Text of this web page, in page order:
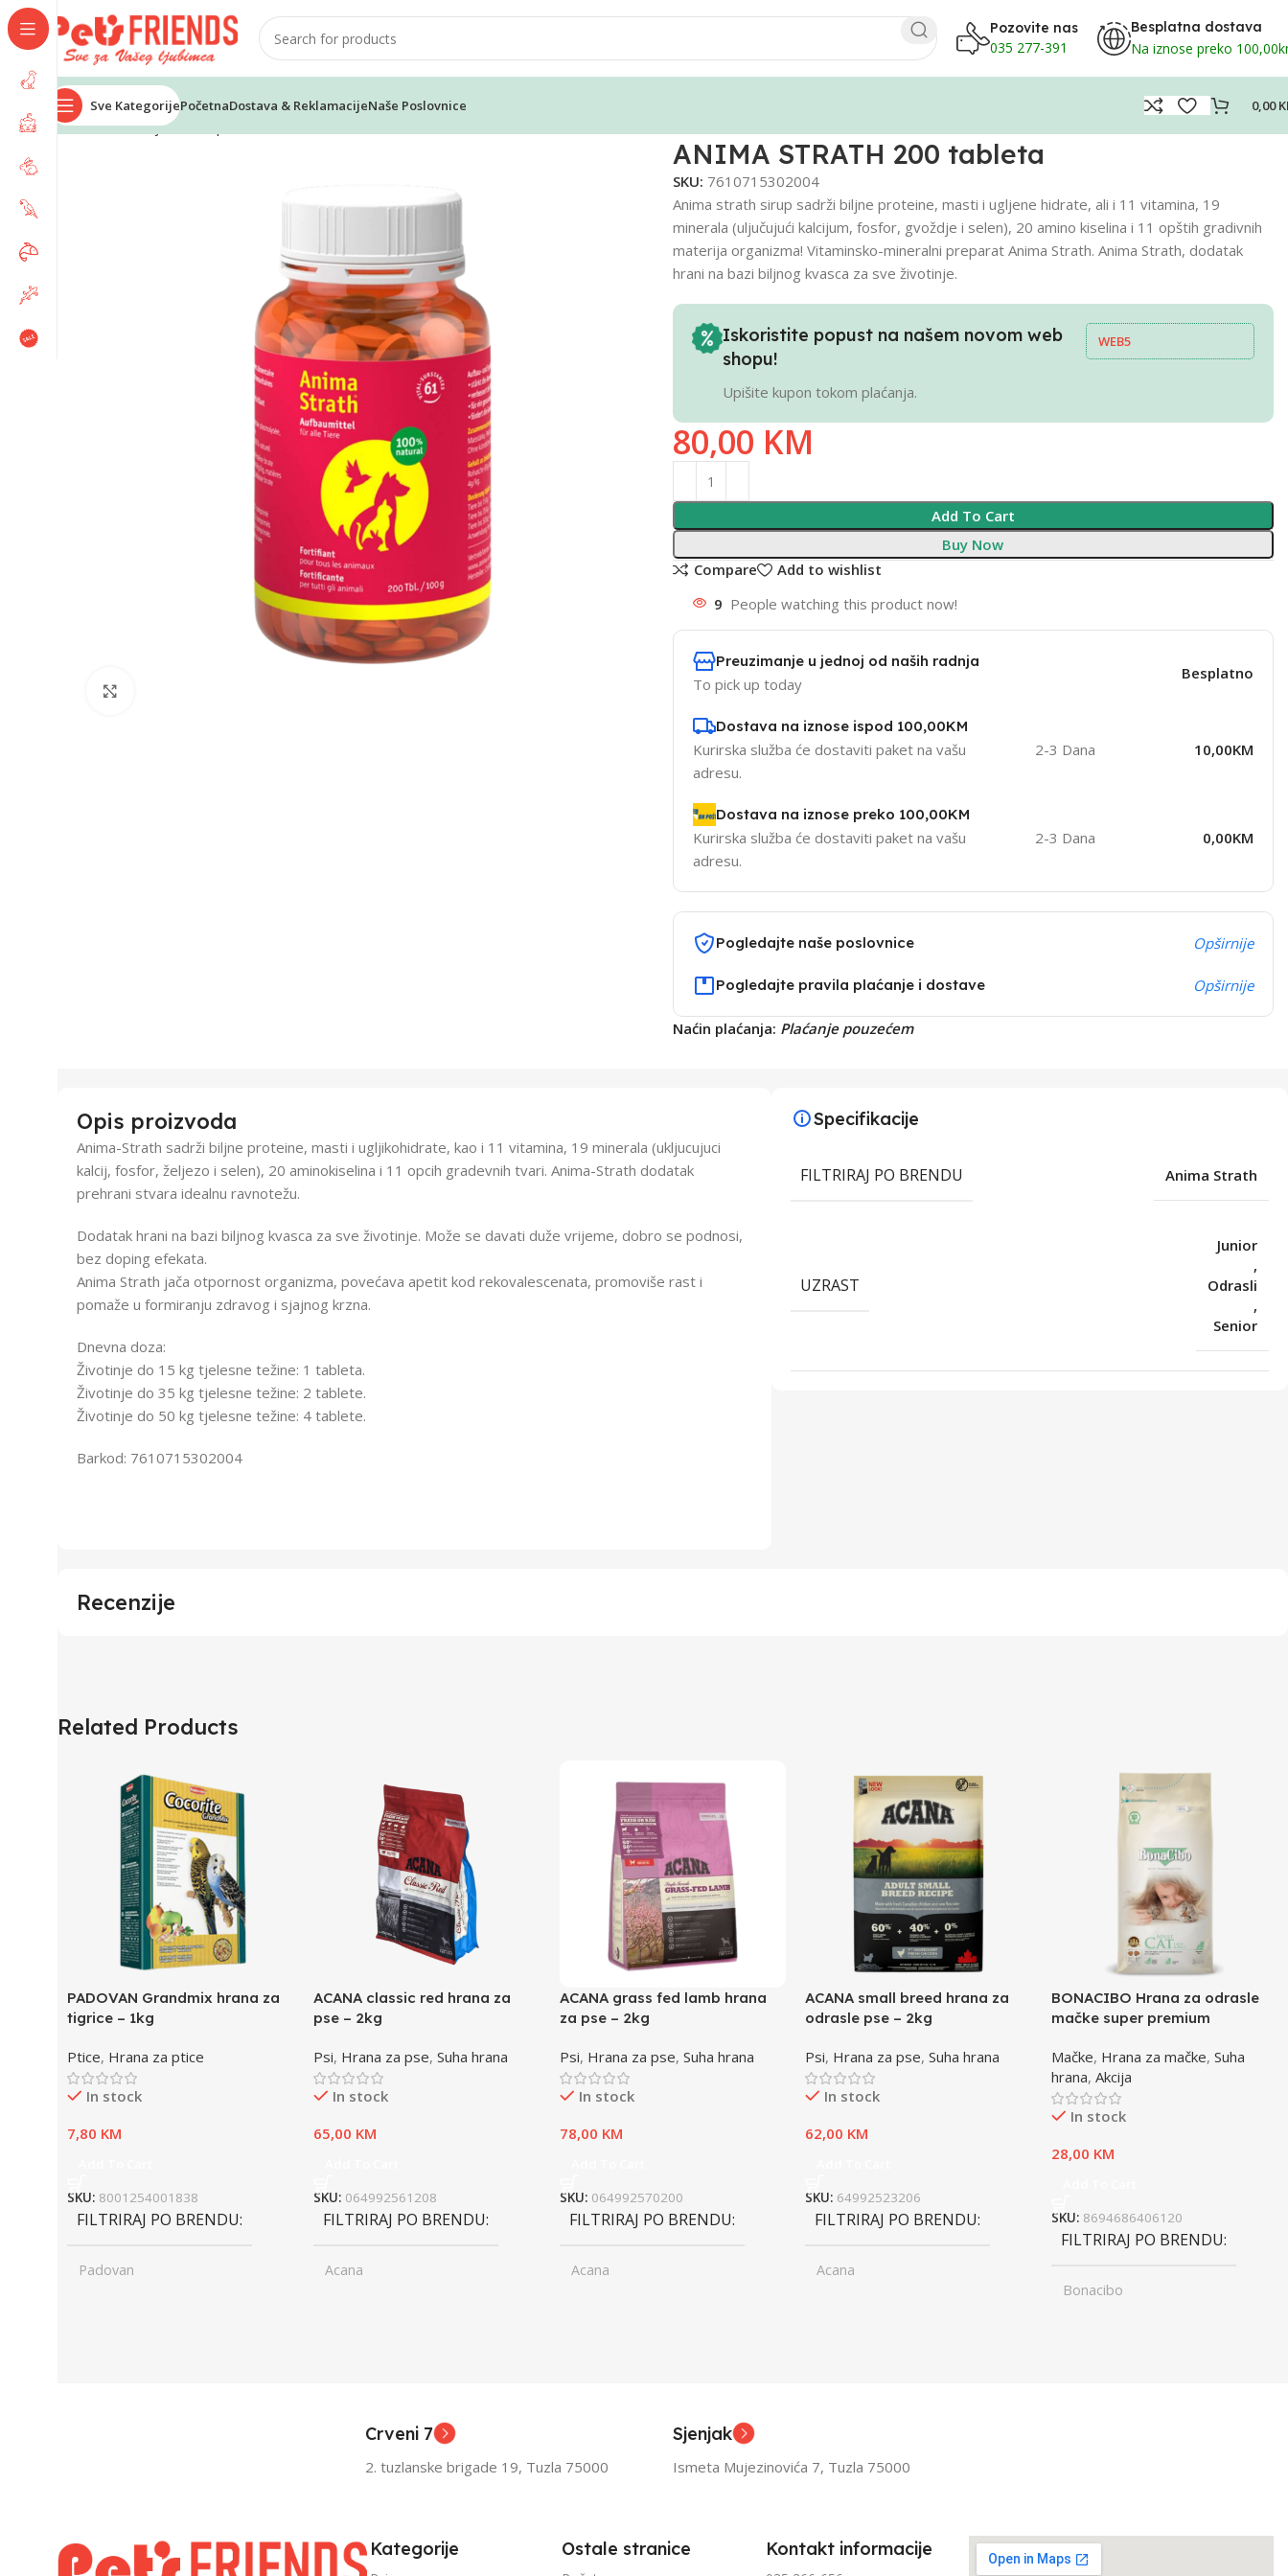
Pozovite nas
035 277-391
Besplatna dostava
Na iznose preko
Sve KategorijePočetnaDostava & ReklamacijeNaše Poslovnice 0,00
Home Psi Lijekovi za pse
ANIMA STRATH 200 tableta
SKU: 7610715302004
Anima strath sirup sadrži biljne proteine, masti i ugljene hidrate, ali i 11 vitamina, 19
minerala (uljučujući kalcijum, fosfor, gvoždje i selen), 20 amino kiselina i 11 opštih gradivnih
materija organizma! Vitaminsko-mineralni preparat Anima Strath. Anima Strath, dodatak
hrani na bazi biljnog kvasca za sve životinje.
Iskoristite popust na našem novom web
shopu!
Upišite kupon tokom plaćanja.
WEB5
80,00 KM
Add To Cart
Buy Now
Compare
Add to wishlist
9 People watching this product now!
Preuzimanje u jednoj od naših radnja
To pick up today
Besplatno
Dostava na iznose ispod 100,00KM
Kurirska služba će dostaviti paket na vašu
adresu.
2-3 Dana 10,00KM
Dostava na iznose preko 100,00KM
Kurirska služba će dostaviti paket na vašu
adresu.
2-3 Dana 0,00KM
Pogledajte naše poslovnice Opširnije
Pogledajte pravila plaćanje i dostave Opširnije
Naćin plaćanja: Plaćanje pouzećem
Opis proizvoda
Anima-Strath sadrži biljne proteine, masti i ugljikohidrate, kao i 11 vitamina, 19 minerala (ukljucujuci
kalcij, fosfor, željezo i selen), 20 aminokiselina i 11 opcih gradevnih tvari. Anima-Strath dodatak
prehrani stvara idealnu ravnotežu.
Dodatak hrani na bazi biljnog kvasca za sve životinje. Može se davati duže vrijeme, dobro se podnosi,
bez doping efekata.
Anima Strath jača otpornost organizma, povećava apetit kod rekovalescenata, promoviše rast i
pomaže u formiranju zdravog i sjajnog krzna.
Dnevna doza:
Životinje do 15 kg tjelesne težine: 1 tableta.
Životinje do 35 kg tjelesne težine: 2 tablete.
Životinje do 50 kg tjelesne težine: 4 tablete.
Barkod: 7610715302004
Specifikacije
FILTRIRAJ PO BRENDU Anima Strath
UZRAST
Junior
,
Odrasli
,
Senior
Recenzije
Related Products
PADOVAN Grandmix hrana za
tigrice – 1kg
Ptice, Hrana za ptice
In stock
7,80 KM
SKU: 8001254001838
FILTRIRAJ PO BRENDU
Padovan
ACANA classic red hrana za
pse – 2kg
Psi, Hrana za pse, Suha hrana
In stock
65,00 KM
SKU: 064992561208
FILTRIRAJ PO BRENDU
Acana
FILTRIRAJ PO TEŽINI
ACANA grass fed lamb hrana
za pse – 2kg
Psi, Hrana za pse, Suha hrana
In stock
78,00 KM
SKU: 064992570200
FILTRIRAJ PO BRENDU
Acana
FILTRIRAJ PO TEŽINI
ACANA small breed hrana za
odrasle pse – 2kg
Psi, Hrana za pse,Suha hrana
In stock
62,00 KM
SKU: 64992523206
FILTRIRAJ PO BRENDU
Acana
BONACIBO Hrana za odrasle
mačke super premium
Mačke, Hrana za mačke,Suha
hrana,Akcija
In stock
28,00 KM
SKU: 8694686406120
FILTRIRAJ PO BRENDU
Bonacibo
Crveni 7
2. tuzlanske brigade 19, Tuzla 75000
Sjenjak
Ismeta Mujezinovića 7, Tuzla 75000
Kategorije Ostale stranice Kontakt informacije